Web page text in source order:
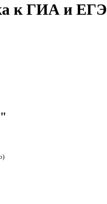
к ГИА и ЕГЭ